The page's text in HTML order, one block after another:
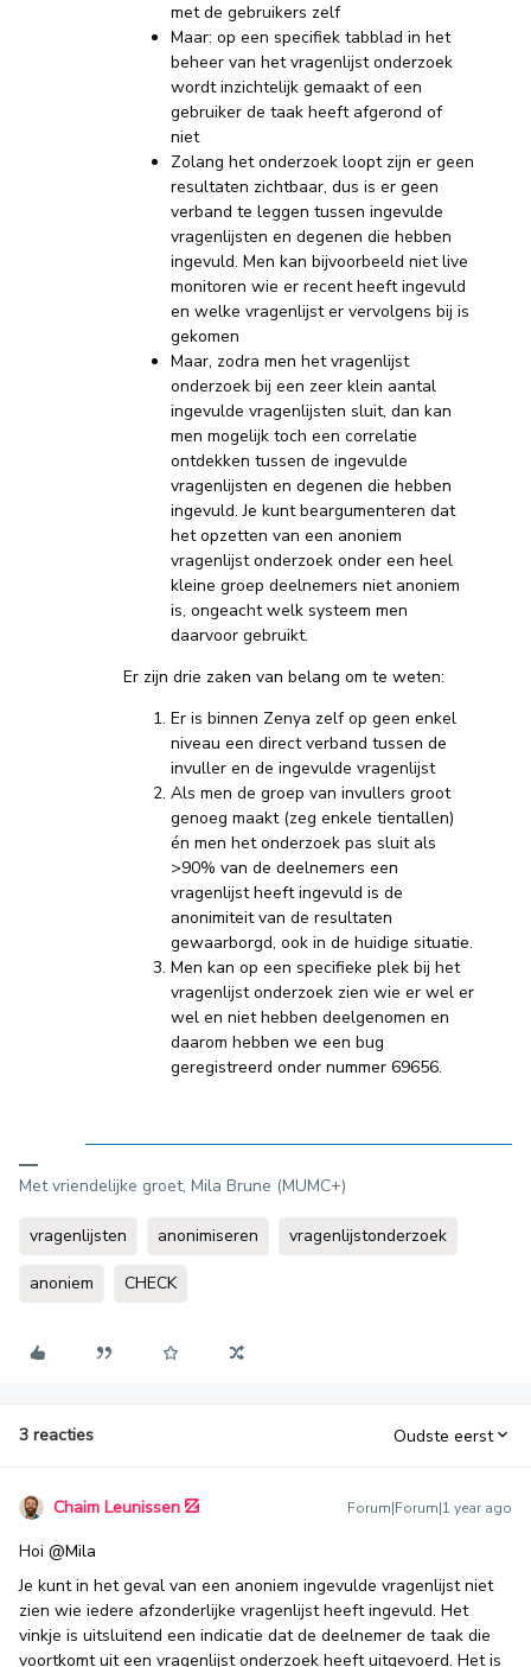
met de gebruikers zelf
Maar: op een specifiek tabblad in het
beheer van het vragenlijst onderzoek
wordt inzichtelijk gemaakt of een
gebruiker de taak heeft afgerond of
niet
Zolang het onderzoek loopt zijn er geen
resultaten zichtbaar, dus is er geen
verband te leggen tussen ingevulde
vragenlijsten en degenen die hebben
ingevuld. Men kan bijvoorbeeld niet live
monitoren wie er recent heeft ingevuld
en welke vragenlijst er vervolgens bij is
gekomen
Maar, zodra men het vragenlijst
onderzoek bij een zeer klein aantal
ingevulde vragenlijsten sluit, dan kan
men mogelijk toch een correlatie
ontdekken tussen de ingevulde
vragenlijsten en degenen die hebben
ingevuld. Je kunt beargumenteren dat
het opzetten van een anoniem
vragenlijst onderzoek onder een heel
kleine groep deelnemers niet anoniem
is, ongeacht welk systeem men
daarvoor gebruikt.
Er zijn drie zaken van belang om te weten:
Er is binnen Zenya zelf op geen enkel
niveau een direct verband tussen de
invuller en de ingevulde vragenlijst
Als men de groep van invullers groot
genoeg maakt (zeg enkele tientallen)
én men het onderzoek pas sluit als
>90% van de deelnemers een
vragenlijst heeft ingevuld is de
anonimiteit van de resultaten
gewaarborgd, ook in de huidige situatie.
Men kan op een specifieke plek bij het
vragenlijst onderzoek zien wie er wel er
wel en niet hebben deelgenomen en
daarom hebben we een bug
geregistreerd onder nummer 69656.
Met vriendelijke groet, Mila Brune (MUMC+)
vragenlijsten anonimiseren vragenlijstonderzoek
anoniem CHECK
3 reacties Oudste eerst
Chaim Leunissen Forum|Forum|1 year ago
Hoi ​ @Mila
Je kunt in het geval van een anoniem ingevulde vragenlijst niet
zien wie iedere afzonderlijke vragenlijst heeft ingevuld. Het
vinkje is uitsluitend een indicatie dat de deelnemer de taak die
voortkomt uit een vragenlijst onderzoek heeft uitgevoerd. Het is